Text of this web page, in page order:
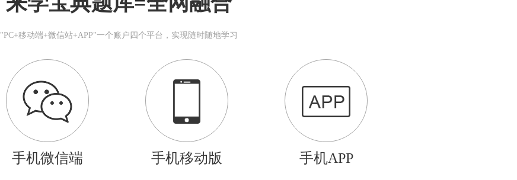
"PC+移动端+微信站+APP"一个账户四个平台，实现随时随地学习
手机微信端 手机移动版 手机APP